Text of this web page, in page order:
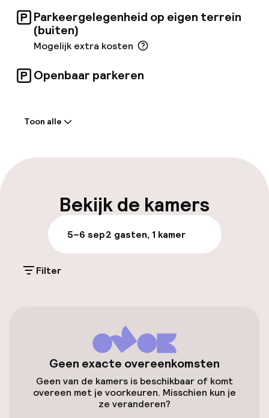
bestellen aan de bar.
Parkeergelegenheid op eigen terrein
(buiten)
Mogelijk extra kosten
Openbaar parkeren
Meertalige medewerkers
Parkeren & mobiliteit
Parkeergelegenheid op eigen terrein
(buiten)
Mogelijk extra kosten
Openbaar parkeren
Luchthavenshuttle
Transferservice
Toon alle
Bekijk de kamers
5–6 sep2 gasten, 1 kamer
Filter
Geen exacte overeenkomsten
Geen van de kamers is beschikbaar of komt
overeen met je voorkeuren. Misschien kun je
ze veranderen?